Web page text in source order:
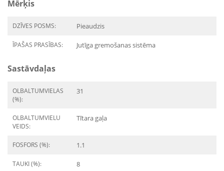
Mērķis
DZĪVES POSMS: Pieaudzis
ĪPAŠAS PRASĪBAS: Jutīga gremošanas sistēma
Sastāvdaļas
OLBALTUMVIELAS
(%):
31
OLBALTUMVIELU
VEIDS:
Tītara gaļa
FOSFORS (%): 1.1
TAUKI (%): 8